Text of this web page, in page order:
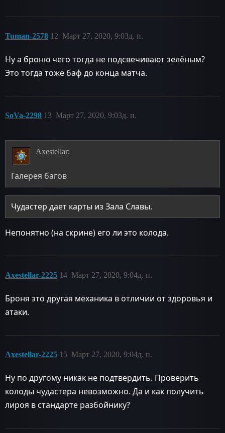
Tuman-2578 Март 27, 2020, 9:03д. п.
12
Ну а броню чего тогда не подсвечивают зелёным?
Это тогда тоже баф до конца матча.
SoVa-2298 Март 27, 2020, 9:03д. п.
13
Axestellar:
Галерея багов
Чудастер дает карты из Зала Славы.
Непонятно (на скрине) его ли это колода.
Axestellar-2225 Март 27, 2020, 9:04д. п.
14
Броня это другая механика в отличии от здоровья и
атаки.
Axestellar-2225 Март 27, 2020, 9:04д. п.
15
Ну по другому никак не подтвердить. Проверить
колоды чудастера невозможно. Да и как получить
лироя в стандарте разбойнику?